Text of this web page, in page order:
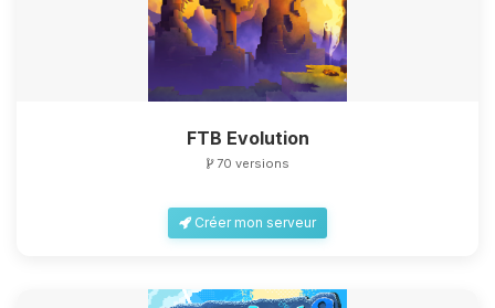
FTB Evolution
70 versions
Créer mon serveur